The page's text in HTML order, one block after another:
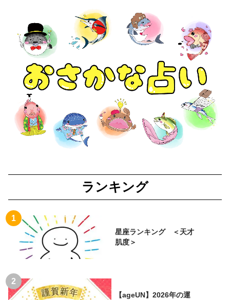
ランキング
星座ランキング ＜天才
肌度＞
【ageUN】2026年の運